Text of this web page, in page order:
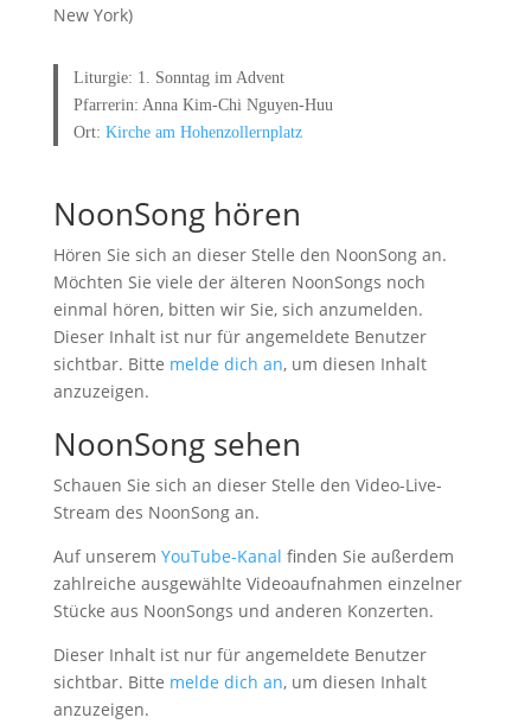
New York)
Liturgie: 1. Sonntag im Advent
Pfarrerin: Anna Kim-Chi Nguyen-Huu
Ort:Kirche am Hohenzollernplatz
NoonSong hören
Hören Sie sich an dieser Stelle den NoonSong an.
Möchten Sie viele der älteren NoonSongs noch
einmal hören, bitten wir Sie, sich anzumelden.
Dieser Inhalt ist nur für angemeldete Benutzer
sichtbar. Bitte melde dich an, um diesen Inhalt
anzuzeigen.
NoonSong sehen
Schauen Sie sich an dieser Stelle den Video-Live-
Stream des NoonSong an.
Auf unserem YouTube-Kanal finden Sie außerdem
zahlreiche ausgewählte Videoaufnahmen einzelner
Stücke aus NoonSongs und anderen Konzerten.
Dieser Inhalt ist nur für angemeldete Benutzer
sichtbar. Bitte melde dich an, um diesen Inhalt
anzuzeigen.